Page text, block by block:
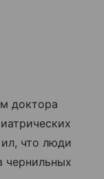
доктора
что люди
чернильных